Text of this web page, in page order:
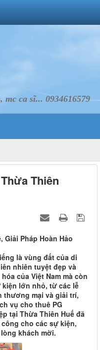
ca sĩ... 0934616579
Thiên
Giải Pháp Hoàn Hảo
là vùng đất của di
nhiên tuyệt đẹp và
của Việt Nam mà còn
kiện lớn nhỏ, từ các lễ
thương mại và giải trí,
vụ cho thuê PG
tại Thừa Thiên Huế đã
cho các sự kiện,
khách mời.